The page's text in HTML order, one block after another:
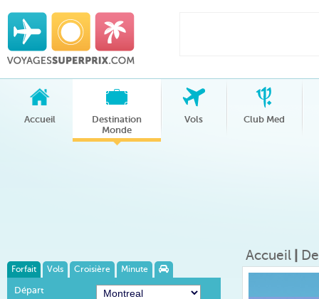
Accueil
Destination
Monde
Vols Club Med
Forfait Vols Croisière Minute
Départ
Accueil